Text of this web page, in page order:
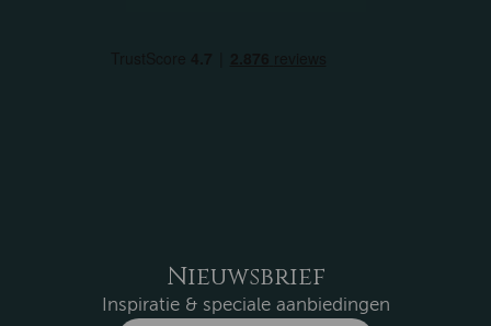
Nieuwsbrief
Inspiratie & speciale aanbiedingen